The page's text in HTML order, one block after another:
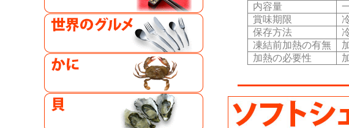
内容量
賞味期限
保存方法
凍結前加熱の有無
加熱の必要性